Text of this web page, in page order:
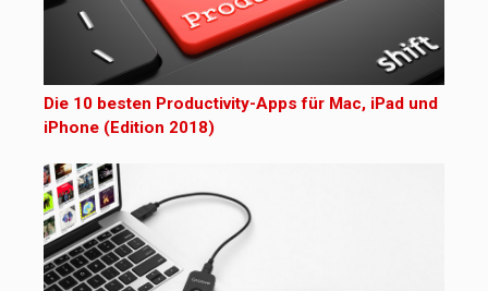
Die 10 besten Productivity-Apps für Mac, iPad und
iPhone (Edition 2018)